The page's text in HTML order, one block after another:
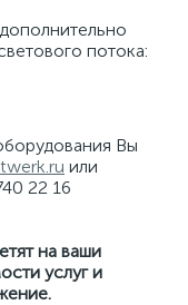
потока:
Вы
или
22 16
на ваши
услуг и